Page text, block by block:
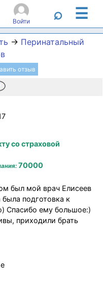
Войти ⌕ ☰
→ Перинатальный
отзыв
со страховой
70000
был мой врач Елисеев
подготовка к
Спасибо ему большое:)
приходили брать